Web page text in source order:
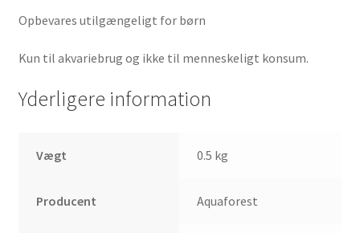
Opbevares utilgængeligt for børn
Kun til akvariebrug og ikke til menneskeligt konsum.
Yderligere information
Vægt 0.5 kg
Producent Aquaforest